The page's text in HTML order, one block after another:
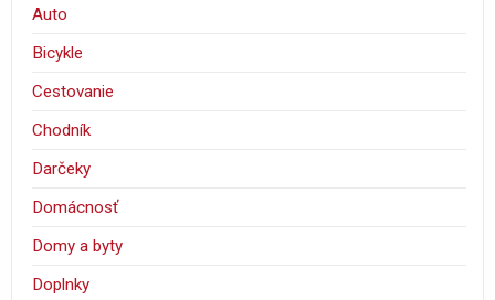
Auto
Bicykle
Cestovanie
Chodník
Darčeky
Domácnosť
Domy a byty
Doplnky